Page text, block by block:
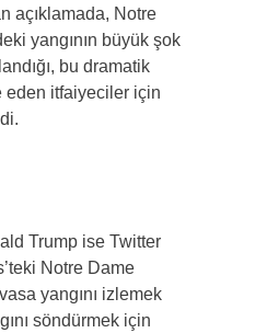
açıklamada, Notre
yangının büyük şok
bu dramatik
eden itfaiyeciler için
Trump ise Twitter
Notre Dame
yangını izlemek
söndürmek için